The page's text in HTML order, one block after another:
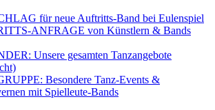
für neue Auftritts-Band bei Eulenspiel
ANFRAGE von Künstlern & Bands
Unsere gesamten Tanzangebote
Besondere Tanz-Events &
mit Spielleute-Bands